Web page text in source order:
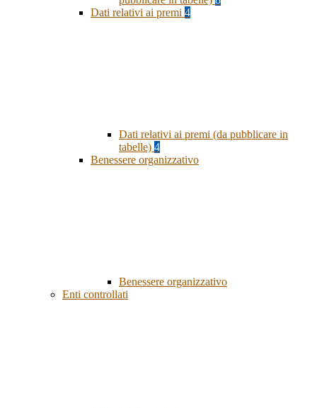
Dati relativi ai premi 4
Dati relativi ai premi (da pubblicare in
tabelle) 4
Benessere organizzativo
Benessere organizzativo
Enti controllati